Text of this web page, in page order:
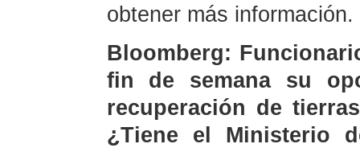
obtener más información.
Bloomberg:
fin de semana su
recuperación de
¿Tiene el Ministerio